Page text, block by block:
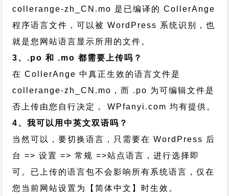
collerange-zh_CN.mo 是已编译的 CollerAnge
程序语言文件，可以被 WordPress 系统识别，也
就是您网站语言显示所用的文件。
3、.po 和 .mo 都需要上传吗？
在 CollerAnge 中真正生效的语言文件是
collerange-zh_CN.mo，而 .po 为可编辑文件是
否上传由您自行决定， WPfanyi.com 均有提供。
4、我可以用中英文双语吗？
当然可以，要切换语言，只需要在 WordPress 后
台 => 设置 => 常规 =>站点语言，进行选择即
可。已上传的语言包不会影响所有系统语言，仅在
您当前网站设置为【简体中文】时生效。